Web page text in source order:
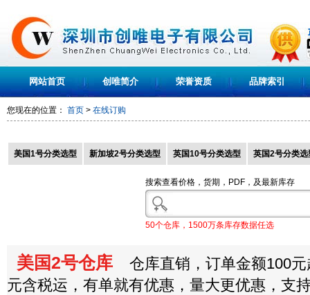
网站首页 创唯简介 荣誉资质 品牌索引
您现在的位置： 首页 > 在线订购
美国1号分类选型 新加坡2号分类选型 英国10号分类选型 英国2号分类选
搜索查看价格，货期，PDF，及最新库存
50个仓库，1500万条库存数据任选
美国2号仓库 仓库直销，订单金额100元
元含税运，有单就有优惠，量大更优惠，支